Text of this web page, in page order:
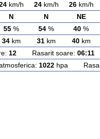
km/h 24km/h 26km/h
N N NE
55 % 54 % 40 %
34km 31km 40km
12 Rasarit soare: 06:11
1022hpa